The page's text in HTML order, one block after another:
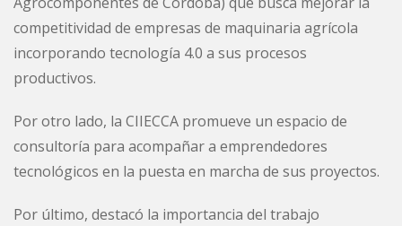
competitividad de empresas de maquinaria agrícola
incorporando tecnología 4.0 a sus procesos
productivos.
Por otro lado, la CIIECCA promueve un espacio de
consultoría para acompañar a emprendedores
tecnológicos en la puesta en marcha de sus proyectos.
Por último, destacó la importancia del trabajo